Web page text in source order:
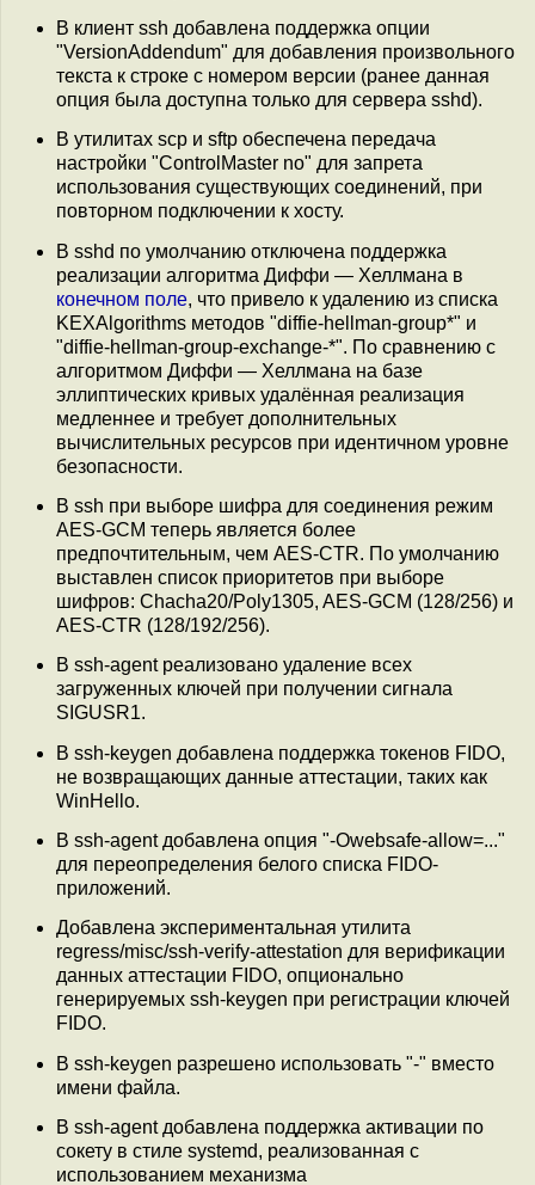
В клиент ssh добавлена поддержка опции
"VersionAddendum" для добавления произвольного
текста к строке с номером версии (ранее данная
опция была доступна только для сервера sshd).
В утилитах scp и sftp обеспечена передача
настройки "ControlMaster no" для запрета
использования существующих соединений, при
повторном подключении к хосту.
В sshd по умолчанию отключена поддержка
реализации алгоритма Диффи — Хеллмана в
конечном поле, что привело к удалению из списка
KEXAlgorithms методов "diffie-hellman-group*" и
"diffie-hellman-group-exchange-*". По сравнению с
алгоритмом Диффи — Хеллмана на базе
эллиптических кривых удалённая реализация
медленнее и требует дополнительных
вычислительных ресурсов при идентичном уровне
безопасности.
В ssh при выборе шифра для соединения режим
AES-GCM теперь является более
предпочтительным, чем AES-CTR. По умолчанию
выставлен список приоритетов при выборе
шифров: Chacha20/Poly1305, AES-GCM (128/256) и
AES-CTR (128/192/256).
В ssh-agent реализовано удаление всех
загруженных ключей при получении сигнала
SIGUSR1.
В ssh-keygen добавлена поддержка токенов FIDO,
не возвращающих данные аттестации, таких как
WinHello.
В ssh-agent добавлена опция "-Owebsafe-allow=..."
для переопределения белого списка FIDO-
приложений.
Добавлена экспериментальная утилита
regress/misc/ssh-verify-attestation для верификации
данных аттестации FIDO, опционально
генерируемых ssh-keygen при регистрации ключей
FIDO.
В ssh-keygen разрешено использовать "-" вместо
имени файла.
В ssh-agent добавлена поддержка активации по
сокету в стиле systemd, реализованная с
использованием механизма